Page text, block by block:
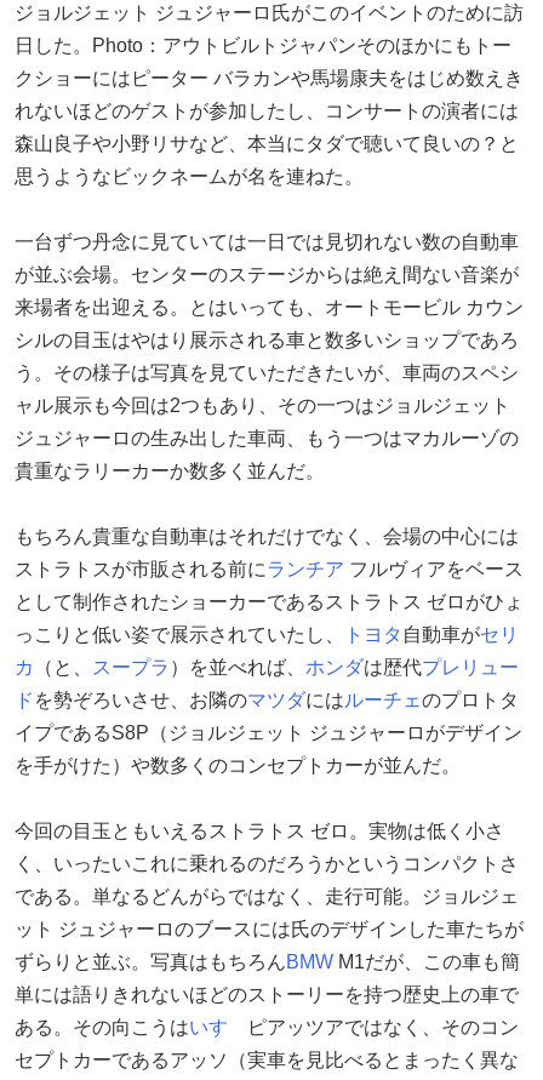
ジョルジェット ジュジャーロ氏がこのイベントのために訪
日した。Photo：アウトビルトジャパンそのほかにもトー
クショーにはピーター バラカンや馬場康夫をはじめ数えき
れないほどのゲストが参加したし、コンサートの演者には
森山良子や小野リサなど、本当にタダで聴いて良いの？と
思うようなビックネームが名を連ねた。
一台ずつ丹念に見ていては一日では見切れない数の自動車
が並ぶ会場。センターのステージからは絶え間ない音楽が
来場者を出迎える。とはいっても、オートモービル カウン
シルの目玉はやはり展示される車と数多いショップであろ
う。その様子は写真を見ていただきたいが、車両のスペシ
ャル展示も今回は2つもあり、その一つはジョルジェット
ジュジャーロの生み出した車両、もう一つはマカルーゾの
貴重なラリーカーか数多く並んだ。
もちろん貴重な自動車はそれだけでなく、会場の中心には
ストラトスが市販される前にランチア フルヴィアをベース
として制作されたショーカーであるストラトス ゼロがひょ
っこりと低い姿で展示されていたし、
トヨタ 自動車がセリ
カ
（と、 スープラ ）を並べれば、 ホンダは歴代プレリュー
ド を勢ぞろいさせ、お隣のマツダにはルーチェのプロトタ
イプであるS8P（ジョルジェット ジュジャーロがデザイン
を手がけた）や数多くのコンセプトカーが並んだ。
今回の目玉ともいえるストラトス ゼロ。実物は低く小さ
く、いったいこれに乗れるのだろうかというコンパクトさ
である。単なるどんがらではなく、走行可能。ジョルジェ
ット ジュジャーロのブースには氏のデザインした車たちが
ずらりと並ぶ。写真はもちろんBMW M1だが、この車も簡
単には語りきれないほどのストーリーを持つ歴史上の車で
ある。その向こうはいすゞ
ピアッツアではなく、そのコン
セプトカーであるアッソ（実車を見比べるとまったく異な